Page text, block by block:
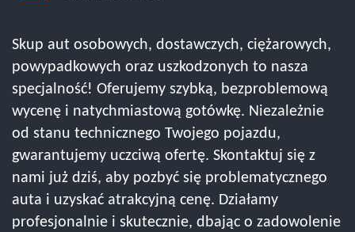
Skup aut osobowych, dostawczych, ciężarowych,
powypadkowych oraz uszkodzonych to nasza
specjalność! Oferujemy szybką, bezproblemową
wycenę i natychmiastową gotówkę. Niezależnie
od stanu technicznego Twojego pojazdu,
gwarantujemy uczciwą ofertę. Skontaktuj się z
nami już dziś, aby pozbyć się problematycznego
auta i uzyskać atrakcyjną cenę. Działamy
profesjonalnie i skutecznie, dbając o zadowolenie